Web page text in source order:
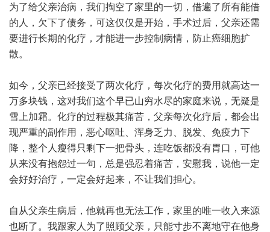
为了给父亲治病，我们掏空了家里的一切，借遍了所有能借
的人，欠下了债务，可这仅仅是开始，手术过后，父亲还需
要进行长期的化疗，才能进一步控制病情，防止癌细胞扩
散。
如今，父亲已经接受了两次化疗，每次化疗的费用就高达一
万多块钱，这对我们这个早已山穷水尽的家庭来说，无疑是
雪上加霜。化疗的过程极其痛苦，父亲每次化疗后，都会出
现严重的副作用，恶心呕吐、浑身乏力、脱发、免疫力下
降，整个人瘦得只剩下一把骨头，连吃饭都没有胃口，可他
从来没有抱怨过一句，总是强忍着痛苦，安慰我，说他一定
会好好治疗，一定会好起来，不让我们担心。
自从父亲生病后，他就再也无法工作，家里的唯一收入来源
也断了。我跟家人为了照顾父亲，只能寸步不离地守在他身